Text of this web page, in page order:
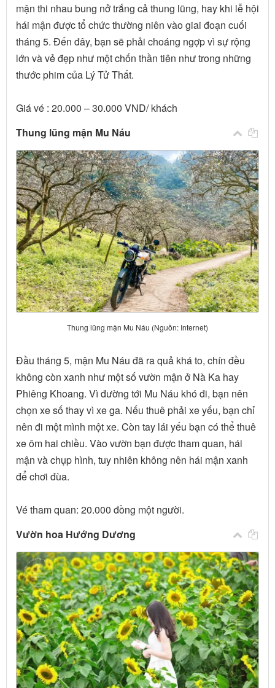
mận thi nhau bung nở trắng cả thung lũng, hay khi lễ hội
hái mận được tổ chức thường niên vào giai đoạn cuối
tháng 5. Đến đây, bạn sẽ phải choáng ngợp vì sự rộng
lớn và vẻ đẹp như một chốn thần tiên như trong những
thước phim của Lý Tử Thất.
Giá vé : 20.000 – 30.000 VND/ khách
Thung lũng mận Mu Náu
Thung lũng mận Mu Náu (Nguồn: Internet)
Đầu tháng 5, mận Mu Náu đã ra quả khá to, chín đều
không còn xanh như một số vườn mận ở Nà Ka hay
Phiêng Khoang. Vì đường tới Mu Náu khó đi, bạn nên
chọn xe số thay vì xe ga. Nếu thuê phải xe yếu, bạn chỉ
nên đi một mình một xe. Còn tay lái yếu bạn có thể thuê
xe ôm hai chiều. Vào vườn bạn được tham quan, hái
mận và chụp hình, tuy nhiên không nên hái mận xanh
để chơi đùa.
Vé tham quan: 20.000 đồng một người.
Vườn hoa Hướng Dương